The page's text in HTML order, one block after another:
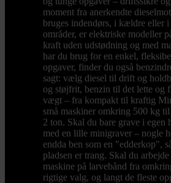
moment fra anerkendte
bruges indendørs, i kældre eller
områder, er elektriske modeller
kraft uden udstødning og med
har du brug for en enkel,
opgaver, finder du også
sagt: vælg diesel til drift og
og støjfrit, benzin til det lette og
vægt – fra kompakt til kraftig
små maskiner omkring 500 kg
2 ton. Skal du bare grave i egen
med en lille minigraver – nogle
endda ben som en "edderkop",
pladsen er trang. Skal du
maskine på larvebånd fra
rigtige valg, og langt de fleste